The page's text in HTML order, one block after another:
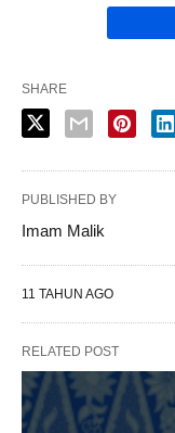
SHARE
PUBLISHED BY
Imam Malik
11 TAHUN AGO
RELATED POST